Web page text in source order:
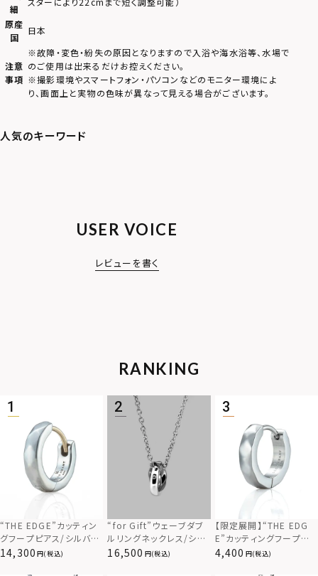
細
原産
国
日本
注意
事項
※故障・変色・紛失の原因となりますので入浴や海水浴等、水場で
のご使用は出来るだけお控えください。
※撮影環境やスマートフォン・パソコンなどのモニター環境によ
り、画面上と実物の色味が異なって見える場合がございます。
USER VOICE
レビューを書く
RANKING
“THE EDGE”カッティン
グフープピアス/シルバー
925
14,300 (税込)
“for Gift”ウェーブダブ
ルリングネックレス/シル
バー×ブラック/シルバー
16,500 (税込)
【限定展開】“THE EDG
E”カッティングフープピ
アス/サージカルステンレ
4,400 (税込)